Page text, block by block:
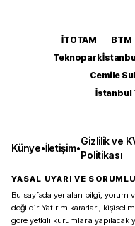
İTOTAM BTM
Teknopark
Cemile
İstanbul
Künye•İletişim•
Gizlilik ve
Politikası
YASAL UYARI VE
Bu sayfada yer alan bilgi, yorum
değildir. Yatırım kararları,
göre yetkili kurumlarla yapılacak